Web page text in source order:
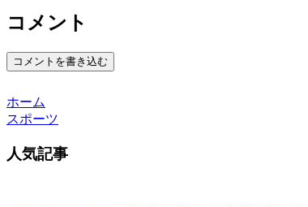
コメント
コメントを書き込む
ホーム
スポーツ
人気記事